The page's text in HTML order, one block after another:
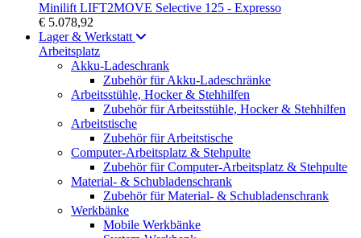
Minilift LIFT2MOVE Selective 125 - Expresso
€ 5.078,92
Lager & Werkstatt
Arbeitsplatz
Akku-Ladeschrank
Zubehör für Akku-Ladeschränke
Arbeitsstühle, Hocker & Stehhilfen
Zubehör für Arbeitsstühle, Hocker & Stehhilfen
Arbeitstische
Zubehör für Arbeitstische
Computer-Arbeitsplatz & Stehpulte
Zubehör für Computer-Arbeitsplatz & Stehpulte
Material- & Schubladenschrank
Zubehör für Material- & Schubladenschrank
Werkbänke
Mobile Werkbänke